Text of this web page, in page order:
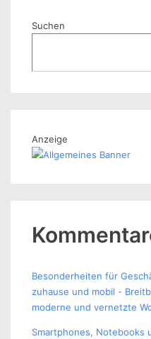
Suchen
Anzeige
Besonderheiten für
zuhause und mobil -
moderne und vernetzte
Smartphones, Notebooks